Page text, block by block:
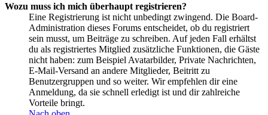
Wozu muss ich mich überhaupt registrieren?
Eine Registrierung ist nicht unbedingt zwingend. Die Board-
Administration dieses Forums entscheidet, ob du registriert
sein musst, um Beiträge zu schreiben. Auf jeden Fall erhältst
du als registriertes Mitglied zusätzliche Funktionen, die Gäste
nicht haben: zum Beispiel Avatarbilder, Private Nachrichten,
E-Mail-Versand an andere Mitglieder, Beitritt zu
Benutzergruppen und so weiter. Wir empfehlen dir eine
Anmeldung, da sie schnell erledigt ist und dir zahlreiche
Vorteile bringt.